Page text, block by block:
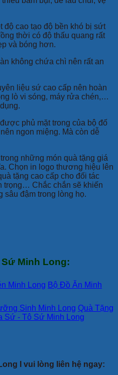
cao tạo độ bền khó bị sứt
thời có độ thấu quang rất
và bóng hơn.
không chứa chì nên rất an
liệu sứ cao cấp nên hoàn
lò vi sóng, máy rửa chén,…
phủ mặt trong của bộ đố
ngon miệng. Mà còn dễ
những món quà tặng giá
Chọn in logo thương hiệu lên
tặng cao cấp cho đối tác
trọng… Chắc chắn sẽ khiến
sâu đậm trong lòng họ.
Minh Long:
Minh Long Bộ Đồ Ăn Minh
Sinh Minh Long Quà Tặng
Sứ - Tô Sứ Minh Long
I vui lòng liên hệ ngay: